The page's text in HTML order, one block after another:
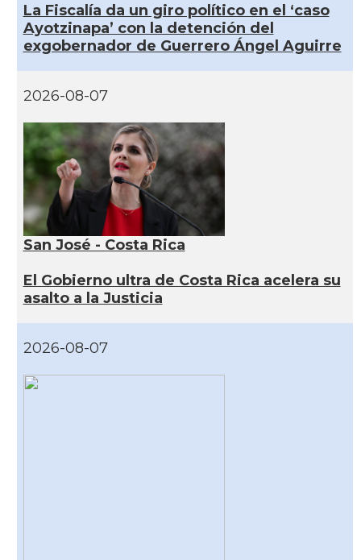
La Fiscalía da un giro político en el ‘caso
Ayotzinapa’ con la detención del
exgobernador de Guerrero Ángel Aguirre
2026-08-07
San José - Costa Rica
El Gobierno ultra de Costa Rica acelera su
asalto a la Justicia
2026-08-07